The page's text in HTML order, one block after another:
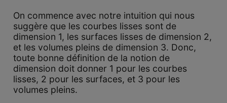
On commence avec notre intuition qui nous
suggère que les courbes lisses sont de
dimension 1, les surfaces lisses de dimension 2,
et les volumes pleins de dimension 3. Donc,
toute bonne définition de la notion de
dimension doit donner 1 pour les courbes
lisses, 2 pour les surfaces, et 3 pour les
volumes pleins.